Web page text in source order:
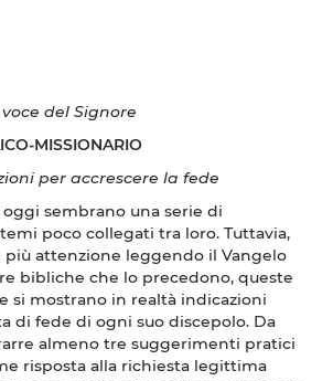
del Signore
MISSIONARIO
per accrescere la fede
oggi sembrano una serie di
poco collegati tra loro. Tuttavia,
attenzione leggendo il Vangelo
bibliche che lo precedono, queste
si mostrano in realtà indicazioni
di fede di ogni suo discepolo. Da
almeno tre suggerimenti pratici
risposta alla richiesta legittima